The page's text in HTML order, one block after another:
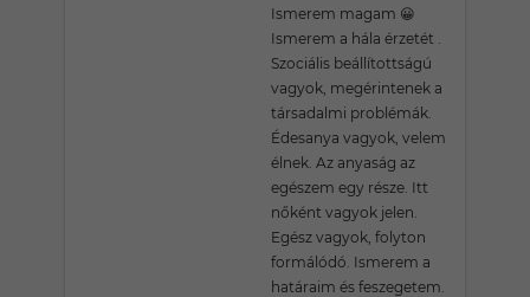
Ismerem magam 😀
Ismerem a hála érzetét .
Szociális beállítottságú
vagyok, megérintenek a
társadalmi problémák.
Édesanya vagyok, velem
élnek. Az anyaság az
egészem egy része. Itt
nőként vagyok jelen.
Egész vagyok, folyton
formálódó. Ismerem a
határaim és feszegetem.